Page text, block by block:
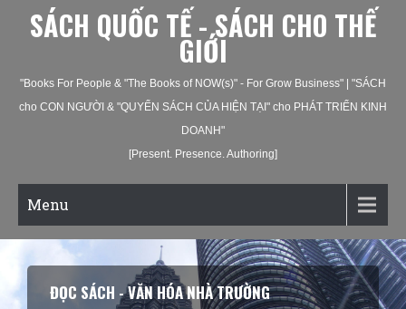
SÁCH QUỐC TẾ - SÁCH CHO THẾ
GIỚI
"Books For People & "The Books of NOW(s)" - For Grow Business" | "SÁCH
cho CON NGƯỜI & "QUYỂN SÁCH CỦA HIỆN TẠI" cho PHÁT TRIỂN KINH
DOANH"
[Present. Presence. Authoring]
Menu
ĐỌC SÁCH - VĂN HÓA NHÀ TRƯỜNG